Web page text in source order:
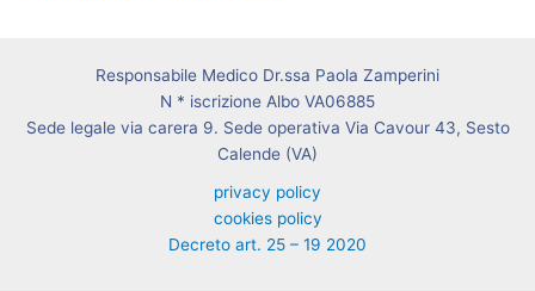
Responsabile Medico Dr.ssa Paola Zamperini
N * iscrizione Albo VA06885
Sede legale via carera 9. Sede operativa Via Cavour 43, Sesto
Calende (VA)
privacy policy
cookies policy
Decreto art. 25 – 19 2020